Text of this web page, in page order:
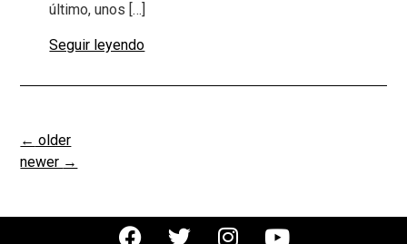
último, unos […]
Seguir leyendo
← older
newer →